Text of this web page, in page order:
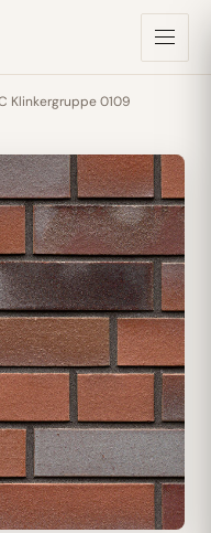
Klinkergruppe 0109